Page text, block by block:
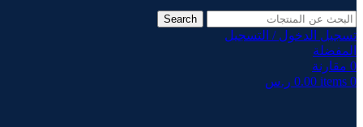
Search
تسجيل الدخول / التسجيل
المفضلة
0 مقارنة
0
items
0.00 ر.س